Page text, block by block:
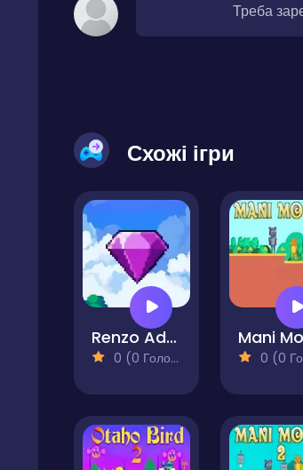
Треба
Схожі ігри
Renzo Adventure
0 (0 Голосів) 0 (0